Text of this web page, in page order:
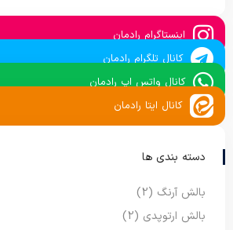
اینستاگرام رادمان
کانال تلگرام رادمان
کانال واتس اپ رادمان
کانال ایتا رادمان
دسته بندی ها
بالش آرنگ (2)
بالش ارتوپدی (2)